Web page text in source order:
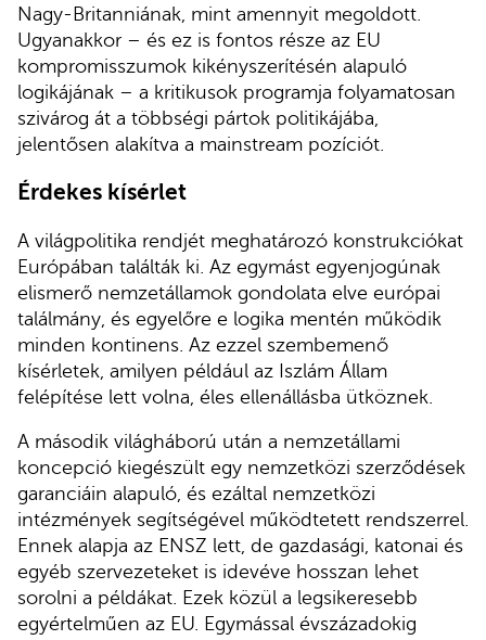
Nagy-Britanniának, mint amennyit megoldott.
Ugyanakkor – és ez is fontos része az EU
kompromisszumok kikényszerítésén alapuló
logikájának – a kritikusok programja folyamatosan
szivárog át a többségi pártok politikájába,
jelentősen alakítva a mainstream pozíciót.
Érdekes kísérlet
A világpolitika rendjét meghatározó konstrukciókat
Európában találták ki. Az egymást egyenjogúnak
elismerő nemzetállamok gondolata elve európai
találmány, és egyelőre e logika mentén működik
minden kontinens. Az ezzel szembemenő
kísérletek, amilyen például az Iszlám Állam
felépítése lett volna, éles ellenállásba ütköznek.
A második világháború után a nemzetállami
koncepció kiegészült egy nemzetközi szerződések
garanciáin alapuló, és ezáltal nemzetközi
intézmények segítségével működtetett rendszerrel.
Ennek alapja az ENSZ lett, de gazdasági, katonai és
egyéb szervezeteket is idevéve hosszan lehet
sorolni a példákat. Ezek közül a legsikeresebb
egyértelműen az EU. Egymással évszázadokig